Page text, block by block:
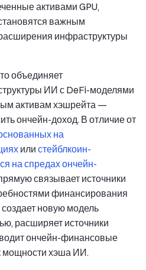
активами GPU,
важным
инфраструктуры
объединяет
ИИ с DeFi-моделями
активам хэшрейта —
ончейн-доход. В отличие от
на
или стейблкоин-
на спредах ончейн-
связывает источники
финансирования
новую модель
расширяет источники
ончейн-финансовые
мощности хэша ИИ.